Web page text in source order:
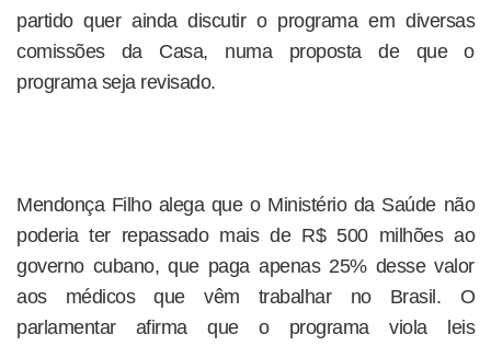
partido quer ainda discutir o programa em diversas
comissões da Casa, numa proposta de que o
programa seja revisado.
Mendonça Filho alega que o Ministério da Saúde não
poderia ter repassado mais de R$ 500 milhões ao
governo cubano, que paga apenas 25% desse valor
aos médicos que vêm trabalhar no Brasil. O
parlamentar afirma que o programa viola leis